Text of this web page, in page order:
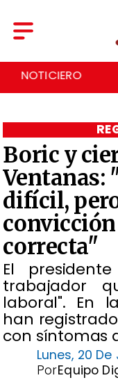
NACIONAL
Boric y
Ventanas:
difícil,
convicción
correcta"
El
trabajador
laboral". En
han
con síntomas
Lunes, 20 De
Equipo
Por